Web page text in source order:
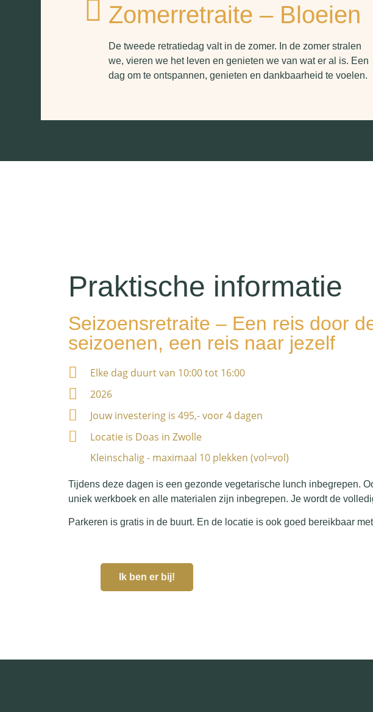
Zomerretraite – Bloeien
De tweede retratiedag valt in de zomer. In de zomer stralen
we, vieren we het leven en genieten we van wat er al is. Een
dag om te ontspannen, genieten en dankbaarheid te voelen.
Praktische informatie
Seizoensretraite – Een reis door
seizoenen, een reis naar jezelf
Elke dag duurt van 10:00 tot 16:00
2026
Jouw investering is 495,- voor 4 dagen
Locatie is Doas in Zwolle
Kleinschalig - maximaal 10 plekken (vol=vol)
Tijdens deze dagen is een gezonde vegetarische lunch inbegrepen.
uniek werkboek en alle materialen zijn inbegrepen. Je wordt de
Parkeren is gratis in de buurt. En de locatie is ook goed bereikbaar
Ik ben er bij!